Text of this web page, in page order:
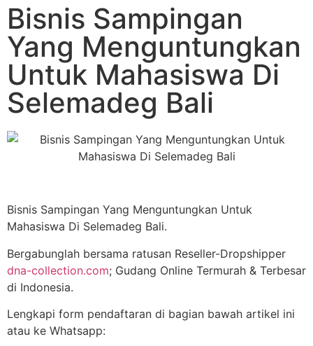
Bisnis Sampingan
Yang Menguntungkan
Untuk Mahasiswa Di
Selemadeg Bali
Bisnis Sampingan Yang Menguntungkan Untuk
Mahasiswa Di Selemadeg Bali.
Bergabunglah bersama ratusan Reseller-Dropshipper
dna-collection.com; Gudang Online Termurah & Terbesar
di Indonesia.
Lengkapi form pendaftaran di bagian bawah artikel ini
atau ke Whatsapp: